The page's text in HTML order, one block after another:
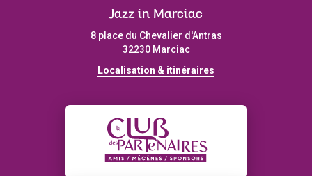
Jazz in Marciac
8 place du Chevalier d'Antras
32230 Marciac
Localisation & itinéraires